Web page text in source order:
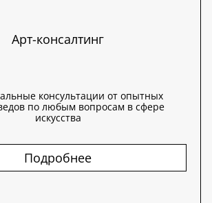
Арт-консалтинг
консультации от опытных
по любым вопросам в сфере
искусства
Подробнее